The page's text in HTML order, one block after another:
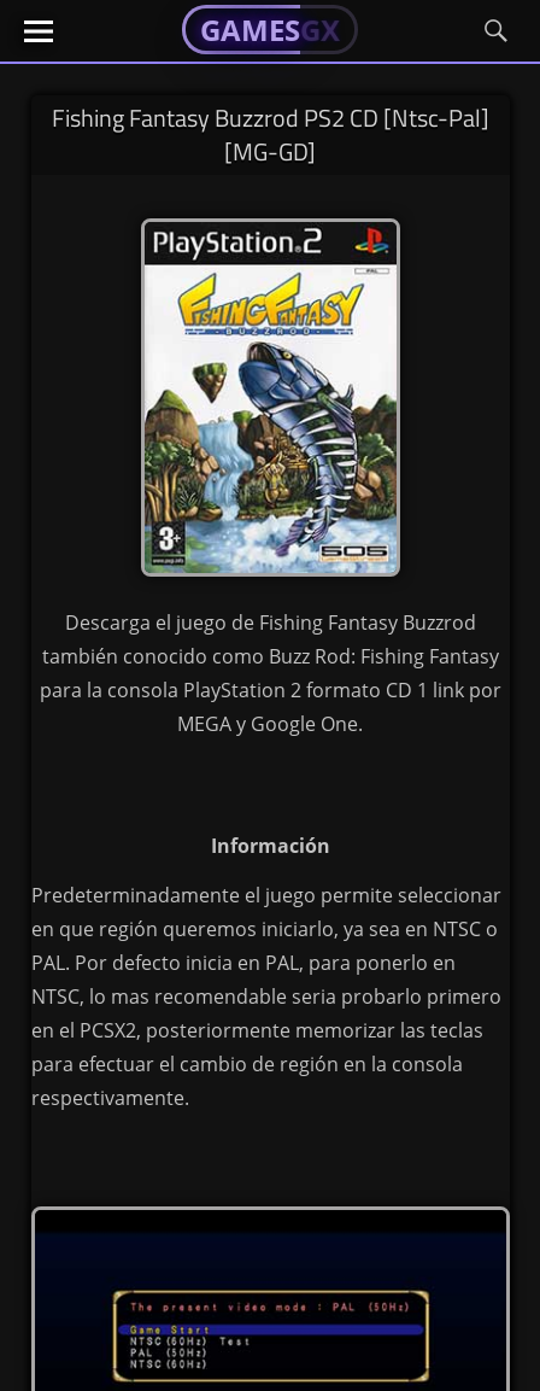
Skip
GAMESGX
El
portal
tus
GAMESGX
GAMESGX
El
portal
tusFishing Fantasy Buzzrod PS2 CD [Ntsc-Pal]
[MG-GD]
Descarga el juego de Fishing Fantasy Buzzrod
también conocido como Buzz Rod: Fishing Fantasy
para la consola PlayStation 2 formato CD 1 link por
MEGA y Google One.
Información
Predeterminadamente el juego permite seleccionar
en que región queremos iniciarlo, ya sea en NTSC o
PAL. Por defecto inicia en PAL, para ponerlo en
NTSC, lo mas recomendable seria probarlo primero
en el PCSX2, posteriormente memorizar las teclas
para efectuar el cambio de región en la consola
respectivamente.